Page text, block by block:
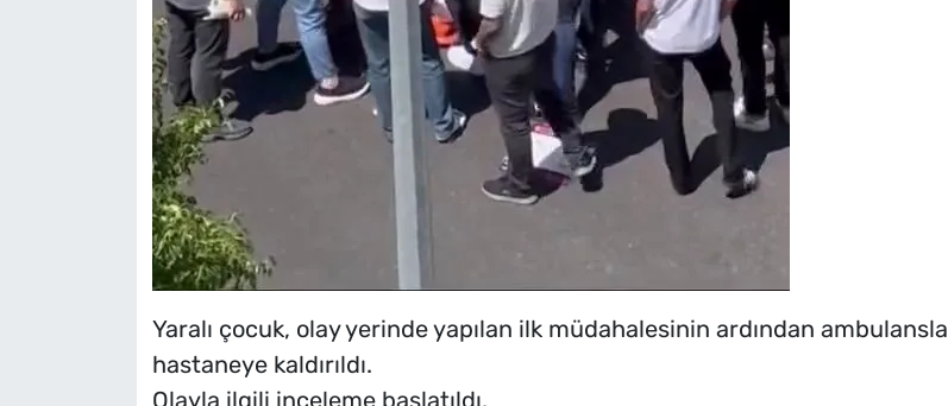
Yaralı çocuk, olay yerinde yapılan ilk müdahalesinin ardından ambulansla
hastaneye kaldırıldı.
Olayla ilgili inceleme başlatıldı.